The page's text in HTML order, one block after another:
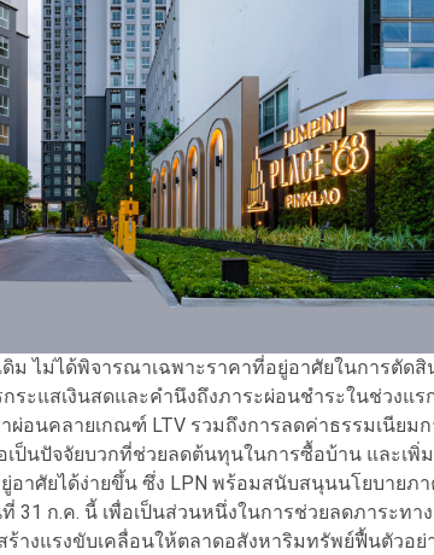
ม ไม่ได้พิจารณาเฉพาะราคาที่อยู่อาศัยในการตัดสิ
ะแสเงินสดและคำนึงถึงภาระผ่อนชำระในช่วงแ
ผ่อนคลายเกณฑ์ LTV รวมถึงการลดค่าธรรมเนียม
เป็นปัจจัยบวกที่ช่วยลดต้นทุนในการซื้อบ้าน และเพิ่
อาศัยได้ง่ายขึ้น ซึ่ง LPN พร้อมสนับสนุนนโยบายภา
31 ก.ค. นี้ เพื่อเป็นส่วนหนึ่งในการช่วยลดภาระทาง
างแรงขับเคลื่อนให้ตลาดอสังหาริมทรัพย์ฟื้นตัวอย่